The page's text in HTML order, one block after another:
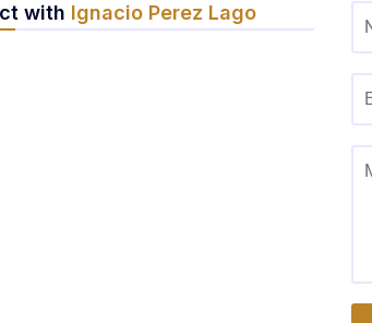
with Ignacio Perez Lago